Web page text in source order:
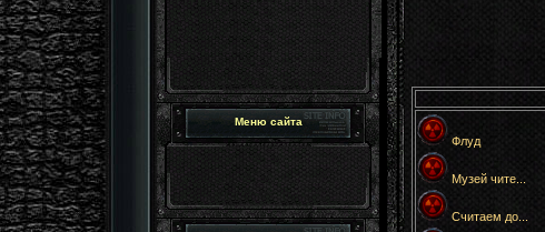
Меню сайта
Флуд
Музей чите...
Считаем до...